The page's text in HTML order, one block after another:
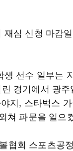
재심 신청 마감
생 선수 일부는
경기에서 광
지, 스타벅스
쳐 파문을 일으
협회 스포츠공